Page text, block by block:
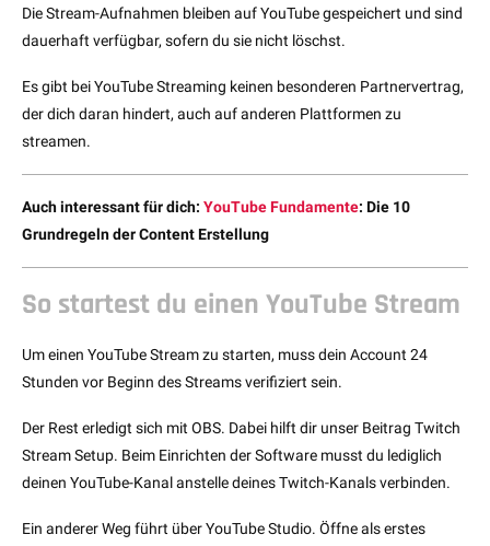
Die Stream-Aufnahmen bleiben auf YouTube gespeichert und sind
dauerhaft verfügbar, sofern du sie nicht löschst.
Es gibt bei YouTube Streaming keinen besonderen Partnervertrag,
der dich daran hindert, auch auf anderen Plattformen zu
streamen.
Auch interessant für dich: YouTube Fundamente: Die 10
Grundregeln der Content Erstellung
So startest du einen YouTube Stream
Um einen YouTube Stream zu starten, muss dein Account 24
Stunden vor Beginn des Streams verifiziert sein.
Der Rest erledigt sich mit OBS. Dabei hilft dir unser Beitrag Twitch
Stream Setup. Beim Einrichten der Software musst du lediglich
deinen YouTube-Kanal anstelle deines Twitch-Kanals verbinden.
Ein anderer Weg führt über YouTube Studio. Öffne als erstes